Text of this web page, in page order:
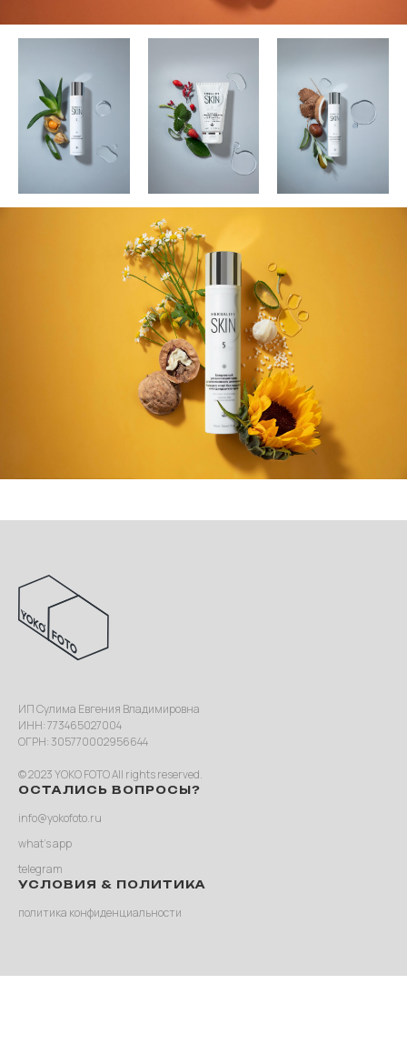
ИП Сулима Евгения Владимировна
ИНН: 773465027004
ОГРН: 305770002956644
© 2023 YOKO FOTO All rights reserved.
ОСТАЛИСЬ ВОПРОСЫ?
info@yokofoto.ru
what’s app
telegram
УСЛОВИЯ & ПОЛИТИКА
политика конфиденциальности